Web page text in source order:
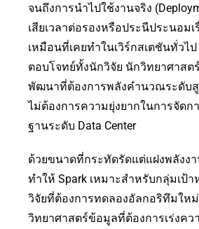
จนถึงการนำไปใช้งานจริง
เสียเวลาต่อรองหรือประนีประนอม
เหมือนที่เคยทำในเวิร์กสเตชันทั่วไ
ตอบโจทย์ทั้งนักวิจัย นักวิทยาศาส
พัฒนาที่ต้องการพลังคำนวณระดับ
ไม่ต้องการความยุ่งยากในการจัดก
ฐานระดับ Data Center
ด้วยขนาดที่กระทัดรัดแต่แฝงพลังง
ทำให้ Spark เหมาะสำหรับกลุ่มเป้
วิจัยที่ต้องการทดลองอัลกอริทึมให
วิทยาศาสตร์ข้อมูลที่ต้องการเร่งคว